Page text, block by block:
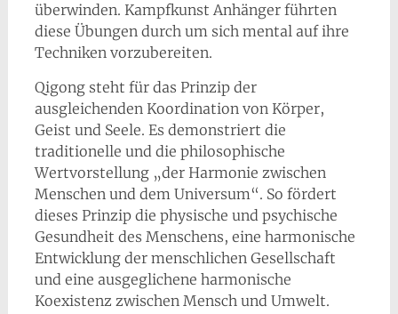
überwinden. Kampfkunst Anhänger führten
diese Übungen durch um sich mental auf ihre
Techniken vorzubereiten.
Qigong steht für das Prinzip der
ausgleichenden Koordination von Körper,
Geist und Seele. Es demonstriert die
traditionelle und die philosophische
Wertvorstellung „der Harmonie zwischen
Menschen und dem Universum“. So fördert
dieses Prinzip die physische und psychische
Gesundheit des Menschens, eine harmonische
Entwicklung der menschlichen Gesellschaft
und eine ausgeglichene harmonische
Koexistenz zwischen Mensch und Umwelt.